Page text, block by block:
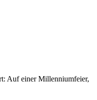
Auf einer Millenniumfeier,